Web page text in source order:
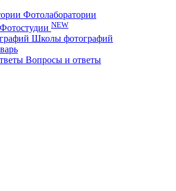
Фотолаборатории
Фотостудии NEW
Школы фотографий
Вопросы и ответы